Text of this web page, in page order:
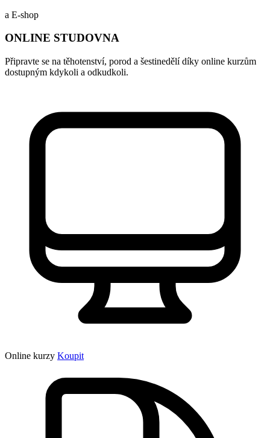
a E-shop
ONLINE STUDOVNA
Připravte se na těhotenství, porod a šestinedělí díky online kurzům
dostupným kdykoli a odkudkoli.
Online kurzy Koupit